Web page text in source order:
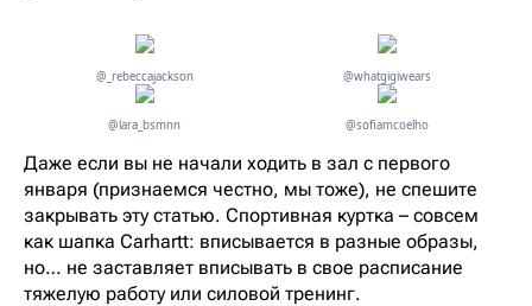
@_rebeccajackson @whatgigiwears
@lara_bsmnn @sofiamcoelho
Даже если вы не начали ходить в зал с первого
января (признаемся честно, мы тоже), не спешите
закрывать эту статью. Спортивная куртка – совсем
как шапка Carhartt: вписывается в разные образы,
но… не заставляет вписывать в свое расписание
тяжелую работу или силовой тренинг.